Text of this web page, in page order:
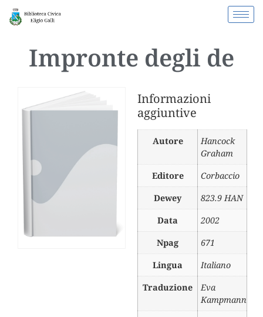
Impronte degli de
Informazioni
aggiuntive
Autore
Hancock
Graham
Editore
Corbaccio
Dewey
823.9 HAN
Data
2002
Npag
671
Lingua
Italiano
Traduzione
Eva
Kampmann